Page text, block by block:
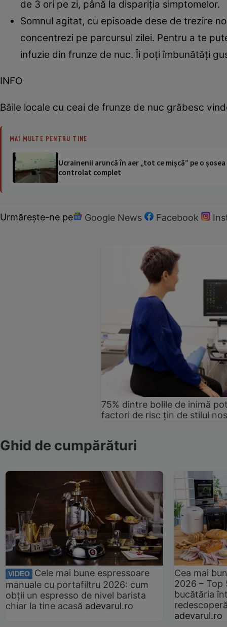
de 3 ori pe zi, până la dispariţia simptomelor.
Somnul agitat, cu episoade dese de trezire
concentrezi pe parcursul zilei. Pentru a te
infuzie din frunze de nuc. Îi poţi îmbunătăţi
INFO
Băile locale cu ceai de frunze de nuc grăbesc
MAI MULTE PENTRU TINE
Ucrainenii aruncă în aer „tot ce mișcă” pe o
controlat complet
Urmărește-ne pe Google News Facebook
75% dintre bolile de inimă
factori de risc țin de stilul
Ghid de cumpărături
VIDEO
Cele mai bune espressoare
manuale cu portafiltru 2026: cum
obții un espresso de nivel barista
chiar la tine acasă adevarul.ro
Cea mai
2026 –
bucătăria
adevarul.ro